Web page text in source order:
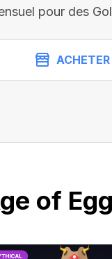
pour des
of